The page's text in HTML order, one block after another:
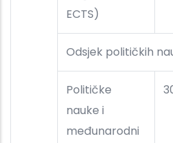
ECTS)
Odsjek političkih
Političke
nauke i
međunarodni